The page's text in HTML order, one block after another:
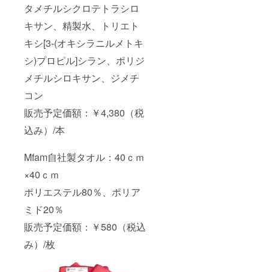
タメチルシクロテトラシロ
キサン、精製水、トリエト
キシ[3-(オキシラニルメトキ
シ)プロピル]シラン、ポリジ
メチルシロキサン、ジメチ
コン
販売予定価額：￥4,380（税
込み）/本
Mfam自社製タオル：40ｃｍ
×40ｃｍ
ポリエステル80％、ポリア
ミド20％
販売予定価額：￥580（税込
み）/枚